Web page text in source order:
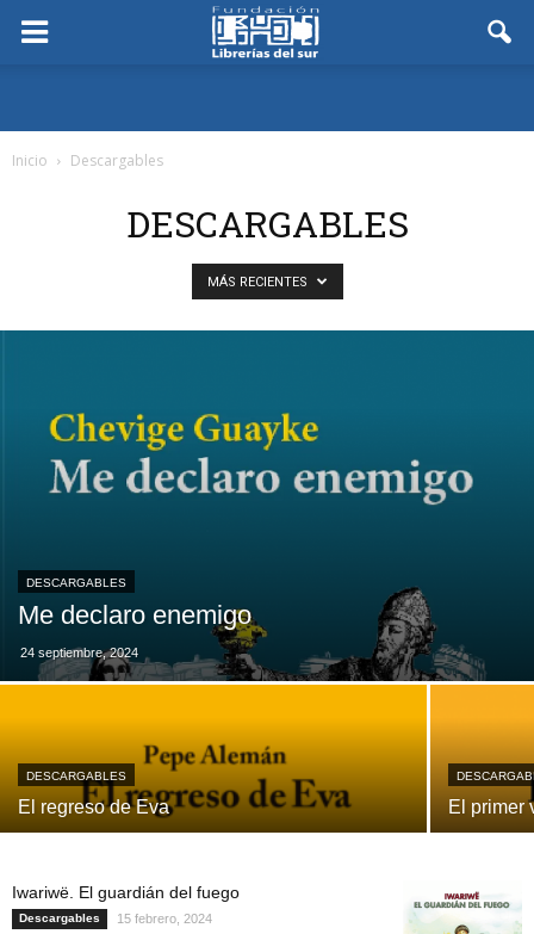
Inicio Descargables
DESCARGABLES
MÁS RECIENTES
DESCARGABLES
Me declaro enemigo
24 septiembre, 2024
DESCARGABLES
El regreso de Eva El primer
Iwariwë. El guardián del fuego
Descargables 15 febrero, 2024